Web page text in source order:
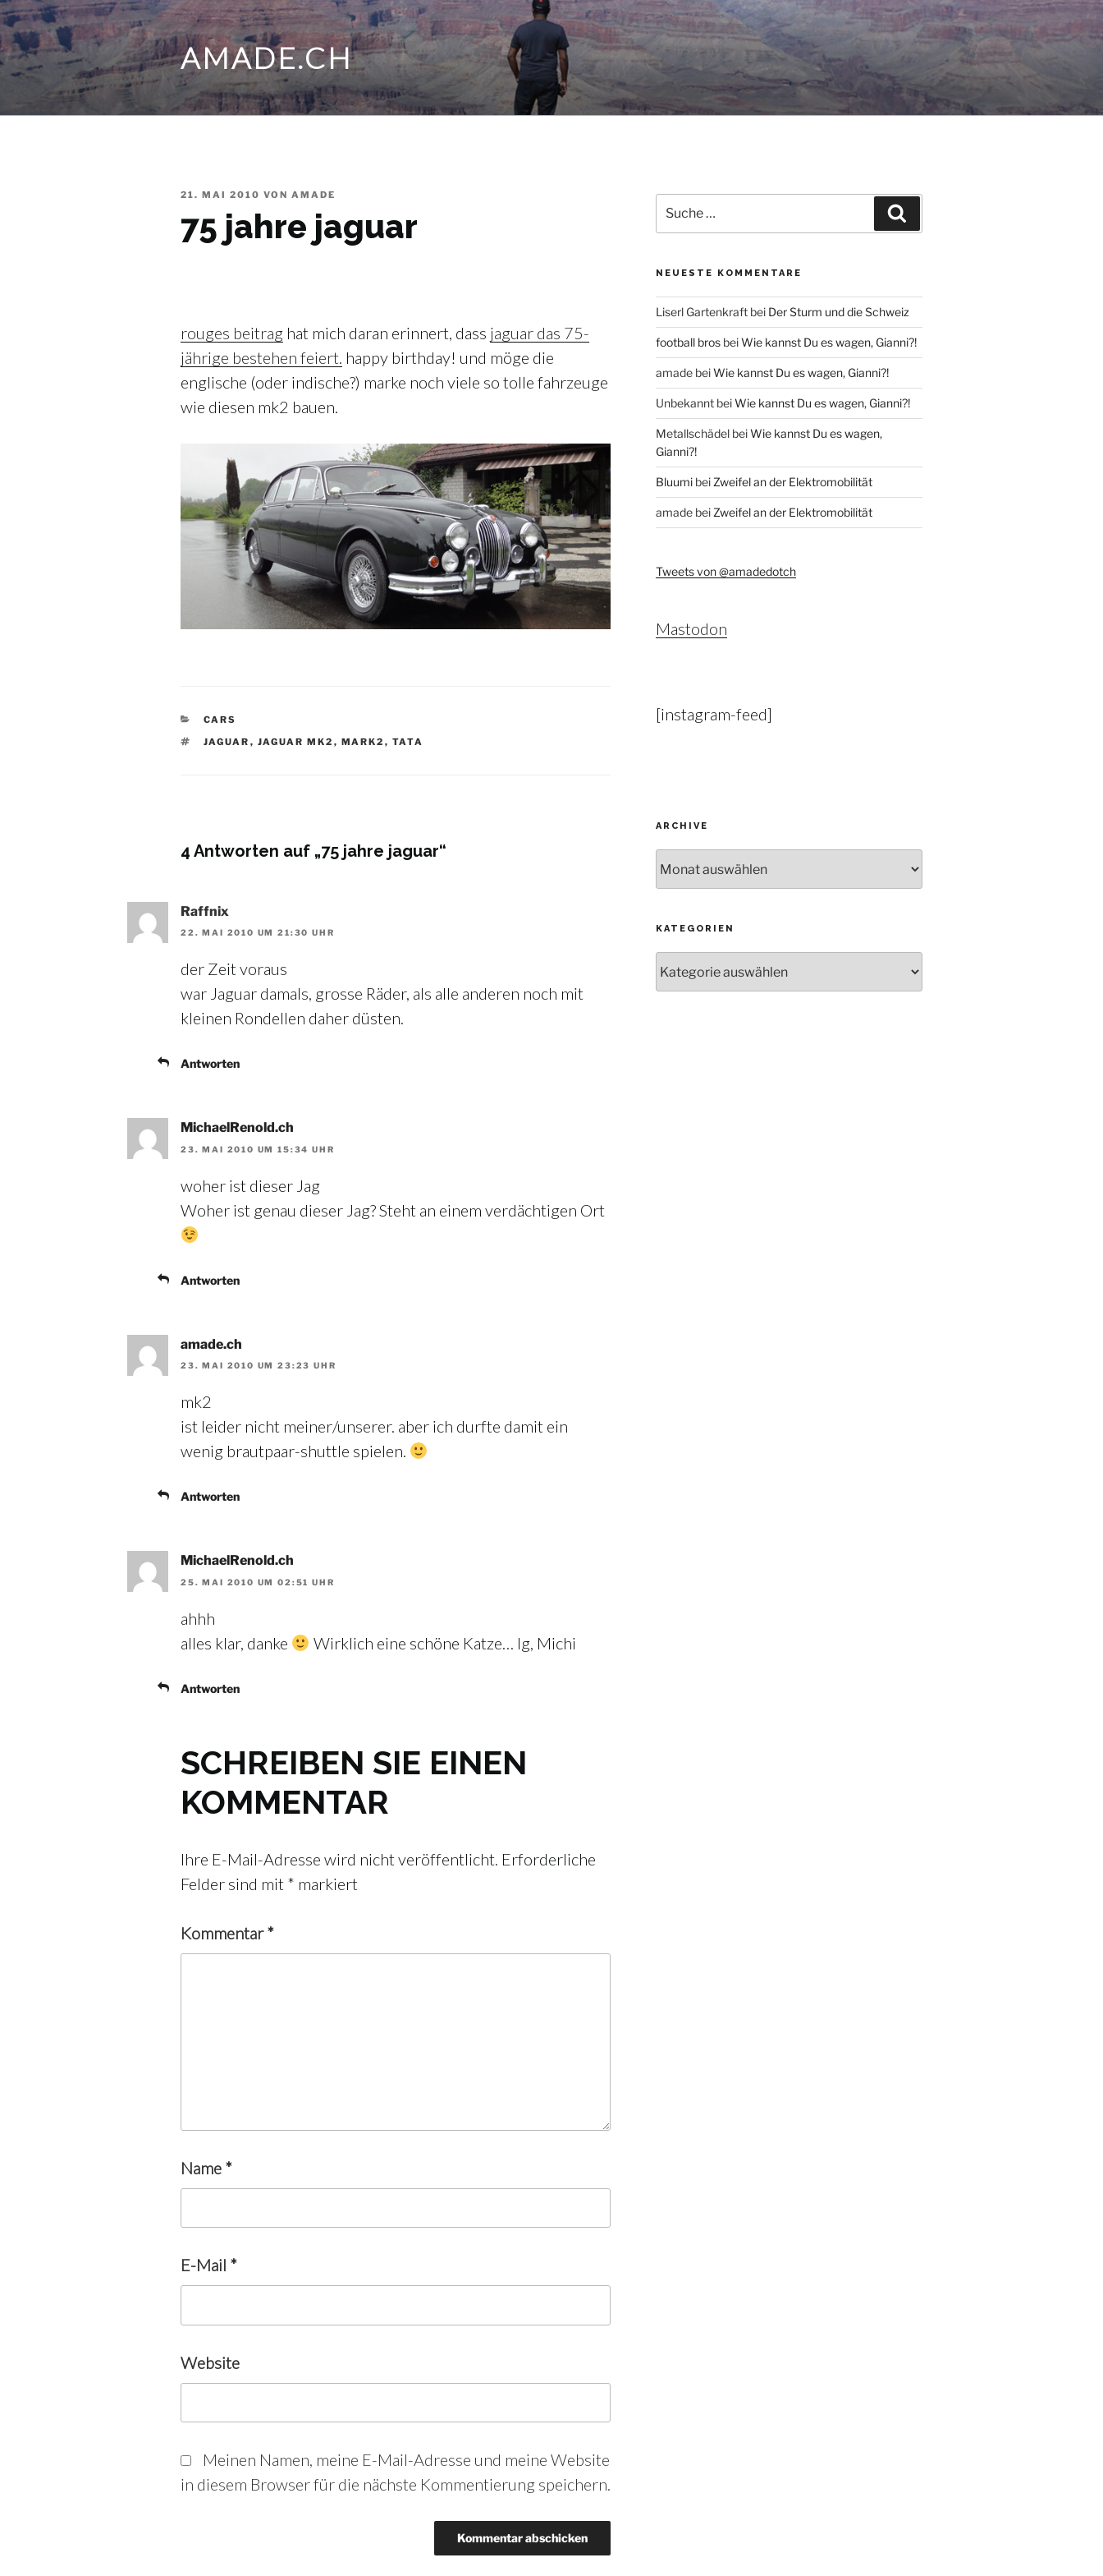
Zum
Inhalt
springen
AMADE.CH
VERÖFFENTLICHT
21. MAI 2010 VON AMADE
75 jahre jaguar
rouges beitrag hat mich daran erinnert, dass jaguar das 75-
jährige bestehen feiert. happy birthday! und möge die
englische (oder indische?) marke noch viele so tolle fahrzeuge
wie diesen mk2 bauen.
KATEGORIEN
CARS
SCHLAGWÖRTER
JAGUAR , JAGUAR MK2 , MARK2 , TATA
4 Antworten auf „75 jahre jaguar“
Raffnix
22. MAI 2010 UM 21:30 UHR
der Zeit voraus
war Jaguar damals, grosse Räder, als alle anderen noch mit
kleinen Rondellen daher düsten.
Antworten
MichaelRenold.ch
23. MAI 2010 UM 15:34 UHR
woher ist dieser Jag
Woher ist genau dieser Jag? Steht an einem verdächtigen Ort
Antworten
amade.ch
23. MAI 2010 UM 23:23 UHR
mk2
ist leider nicht meiner/unserer. aber ich durfte damit ein
wenig brautpaar-shuttle spielen.
Antworten
MichaelRenold.ch
25. MAI 2010 UM 02:51 UHR
ahhh
alles klar, danke
Wirklich eine schöne Katze… lg, Michi
Antworten
SCHREIBEN SIE EINEN
KOMMENTAR
Ihre E-Mail-Adresse wird nicht veröffentlicht. Erforderliche
Felder sind mit * markiert
Kommentar*
Name *
E-Mail *
Website
Meinen Namen, meine E-Mail-Adresse und meine Website
in diesem Browser für die nächste Kommentierung speichern.
nach:
NEUESTE KOMMENTARE
Liserl Gartenkraftbei Der Sturm und die Schweiz
football brosbeiWie kannst Du es wagen, Gianni?!
amadebeiWie kannst Du es wagen, Gianni?!
UnbekanntbeiWie kannst Du es wagen, Gianni?!
MetallschädelbeiWie kannst Du es wagen,
Gianni?!
Bluumibei Zweifel an der Elektromobilität
amadebei Zweifel an der Elektromobilität
Tweets von @amadedotch
Mastodon
[instagram-feed]
ARCHIVE
KATEGORIEN